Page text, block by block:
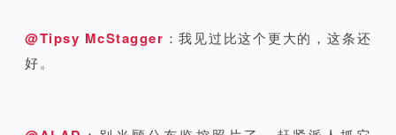
@Tipsy McStagger ：我见过比这个更大的，这条还
好。